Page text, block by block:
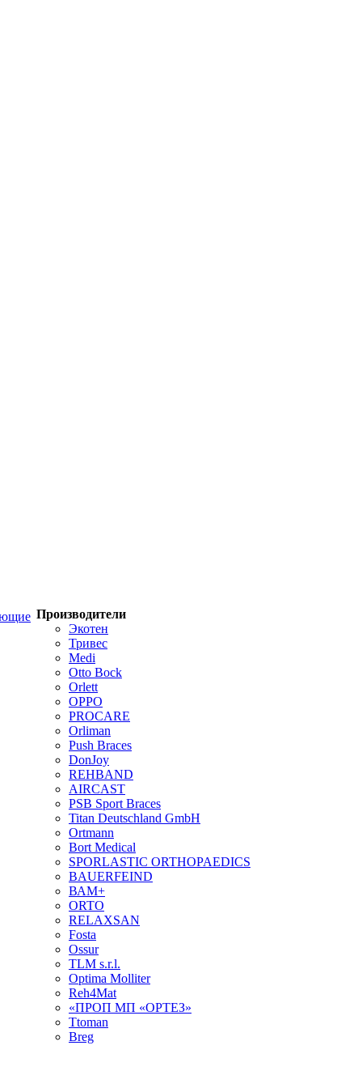
Производители
Экотен
Тривес
Medi
Otto Bock
Orlett
OPPO
PROCARE
Orliman
Push Braces
DonJoy
REHBAND
AIRCAST
PSB Sport Braces
Titan Deutschland GmbH
Ortmann
Bort Medical
SPORLASTIC ORTHOPAEDICS
BAUERFEIND
ВАМ+
ORTO
RELAXSAN
Fosta
Ossur
TLM s.r.l.
Optima Molliter
Reh4Mat
«ПРОП МП «ОРТЕЗ»
Ttoman
Breg